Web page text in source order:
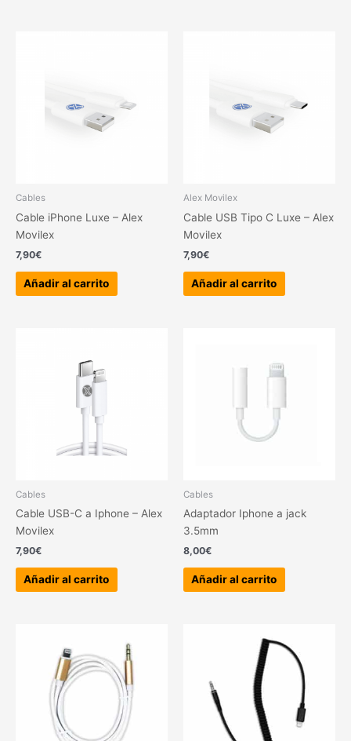
Cables
Cable iPhone Luxe – Alex
Movilex
7,90€
Añadir al carrito
Alex Movilex
Cable USB Tipo C Luxe – Alex
Movilex
7,90€
Añadir al carrito
Cables
Cable USB-C a Iphone – Alex
Movilex
7,90€
Añadir al carrito
Cables
Adaptador Iphone a jack
3.5mm
8,00€
Añadir al carrito